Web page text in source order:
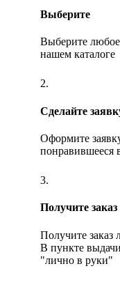
Выберите
Выберите
нашем каталоге
2.
Сделайте
Оформите
понравившееся
3.
Получите заказ
Получите
В пункте
"лично в руки"